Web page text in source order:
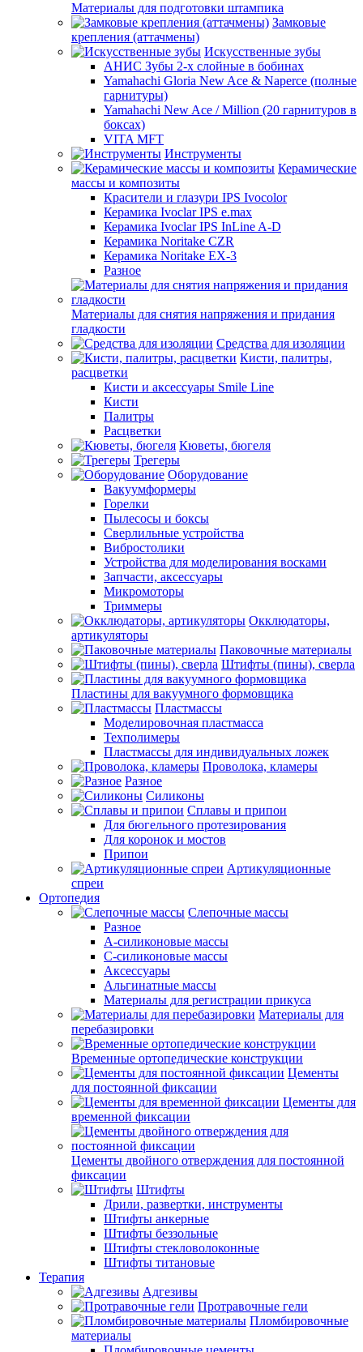
Материалы для подготовки штампика
Замковые
крепления (аттачмены)
Искусственные зубы
АНИС Зубы 2-х слойные в бобинах
Yamahachi Gloria New Ace & Naperce (полные
гарнитуры)
Yamahachi New Ace / Million (20 гарнитуров в
боксах)
VITA MFT
Инструменты
Керамические
массы и композиты
Красители и глазури IPS Ivocolor
Керамика Ivoclar IPS e.max
Керамика Ivoclar IPS InLine A-D
Керамика Noritake CZR
Керамика Noritake EX-3
Разное
Материалы для снятия напряжения и придания
гладкости
Средства для изоляции
Кисти, палитры,
расцветки
Кисти и аксессуары Smile Line
Кисти
Палитры
Расцветки
Кюветы, бюгеля
Трегеры
Оборудование
Вакуумформеры
Горелки
Пылесосы и боксы
Сверлильные устройства
Вибростолики
Устройства для моделирования восками
Запчасти, аксессуары
Микромоторы
Триммеры
Окклюдаторы,
артикуляторы
Паковочные материалы
Штифты (пины), сверла
Пластины для вакуумного формовщика
Пластмассы
Моделировочная пластмасса
Техполимеры
Пластмассы для индивидуальных ложек
Проволока, кламеры
Разное
Силиконы
Сплавы и припои
Для бюгельного протезирования
Для коронок и мостов
Припои
Артикуляционные
спреи
Ортопедия
Слепочные массы
Разное
А-силиконовые массы
С-силиконовые массы
Аксессуары
Альгинатные массы
Материалы для регистрации прикуса
Материалы для
перебазировки
Временные ортопедические конструкции
Цементы
для постоянной фиксации
Цементы для
временной фиксации
Цементы двойного отверждения для постоянной
фиксации
Штифты
Дрили, развертки, инструменты
Штифты анкерные
Штифты беззольные
Штифты стекловолоконные
Штифты титановые
Терапия
Адгезивы
Протравочные гели
Пломбировочные
материалы